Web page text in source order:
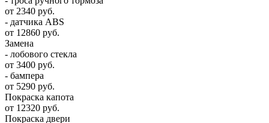
от 2340 руб.
- датчика ABS
от 12860 руб.
Замена
- лобового стекла
от 3400 руб.
- бампера
от 5290 руб.
Покраска капота
от 12320 руб.
Покраска двери